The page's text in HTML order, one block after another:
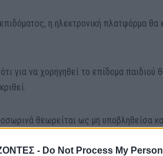
- Do Not Process My
η ηλεκτρονική πλατφόρμα θα
για να χορηγηθεί το επίδομα παιδιού
θεωρείται ως μη υποβληθείσα